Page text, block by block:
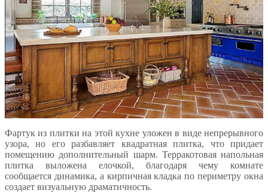
Фартук из плитки на этой кухне уложен в виде непрерывного
узора, но его разбавляет квадратная плитка, что придает
помещению дополнительный шарм. Терракотовая напольная
плитка выложена елочкой, благодаря чему комнате
сообщается динамика, а кирпичная кладка по периметру окна
создает визуальную драматичность.